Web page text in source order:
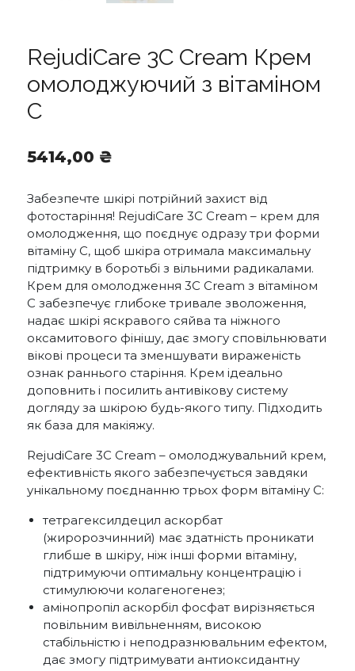
RejudiCare 3C Cream Крем
омолоджуючий з вітаміном
C
5414,00 ₴
Забезпечте шкірі потрійний захист від
фотостаріння! RejudiCare 3С Cream – крем для
омолодження, що поєднує одразу три форми
вітаміну С, щоб шкіра отримала максимальну
підтримку в боротьбі з вільними радикалами.
Крем для омолодження 3С Cream з вітаміном
C забезпечує глибоке тривале зволоження,
надає шкірі яскравого сяйва та ніжного
оксамитового фінішу, дає змогу сповільнювати
вікові процеси та зменшувати вираженість
ознак раннього старіння. Крем ідеально
доповнить і посилить антивікову систему
догляду за шкірою будь-якого типу. Підходить
як база для макіяжу.
RejudiCare 3С Cream – омолоджувальний крем,
ефективність якого забезпечується завдяки
унікальному поєднанню трьох форм вітаміну С:
тетрагексилдецил аскорбат
(жиророзчинний) має здатність проникати
глибше в шкіру, ніж інші форми вітаміну,
підтримуючи оптимальну концентрацію і
стимулюючи колагеногенез;
амінопропіл аскорбіл фосфат вирізняється
повільним вивільненням, високою
стабільністю і неподразнювальним ефектом,
дає змогу підтримувати антиоксидантну